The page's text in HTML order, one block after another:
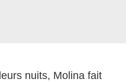
nuits, Molina fait